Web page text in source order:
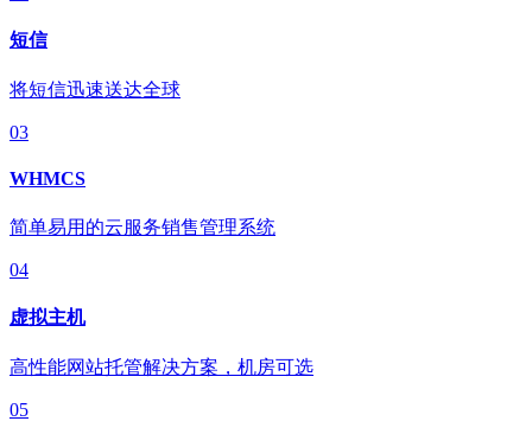
短信
将短信迅速送达全球
03
WHMCS
简单易用的云服务销售管理系统
04
虚拟主机
高性能网站托管解决方案，机房可选
05